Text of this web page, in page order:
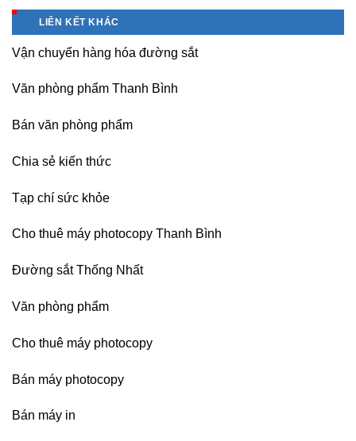
Bài
Nội
nghề
Nitto
tại
TP
LIÊN KẾT KHÁC
Vận chuyển hàng hóa đường sắt
Văn phòng phẩm Thanh Bình
Bán văn phòng phẩm
Chia sẻ kiến thức
Tạp chí sức khỏe
Cho thuê máy photocopy Thanh Bình
Đường sắt Thống Nhất
Văn phòng phẩm
Cho thuê máy photocopy
Bán máy photocopy
Bán máy in